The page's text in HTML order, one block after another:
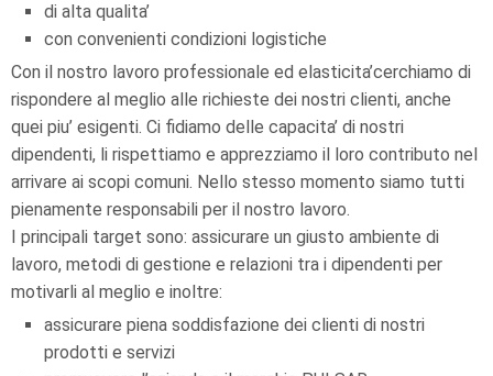
di alta qualita’
con convenienti condizioni logistiche
Con il nostro lavoro professionale ed elasticita’cerchiamo di
rispondere al meglio alle richieste dei nostri clienti, anche
quei piu’ esigenti. Ci fidiamo delle capacita’ di nostri
dipendenti, li rispettiamo e apprezziamo il loro contributo nel
arrivare ai scopi comuni. Nello stesso momento siamo tutti
pienamente responsabili per il nostro lavoro.
I principali target sono: assicurare un giusto ambiente di
lavoro, metodi di gestione e relazioni tra i dipendenti per
motivarli al meglio e inoltre:
assicurare piena soddisfazione dei clienti di nostri
prodotti e servizi